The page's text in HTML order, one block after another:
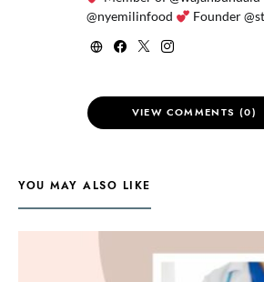
@nyemilinfood
Founder
VIEW COMMENTS (0)
YOU MAY ALSO LIKE